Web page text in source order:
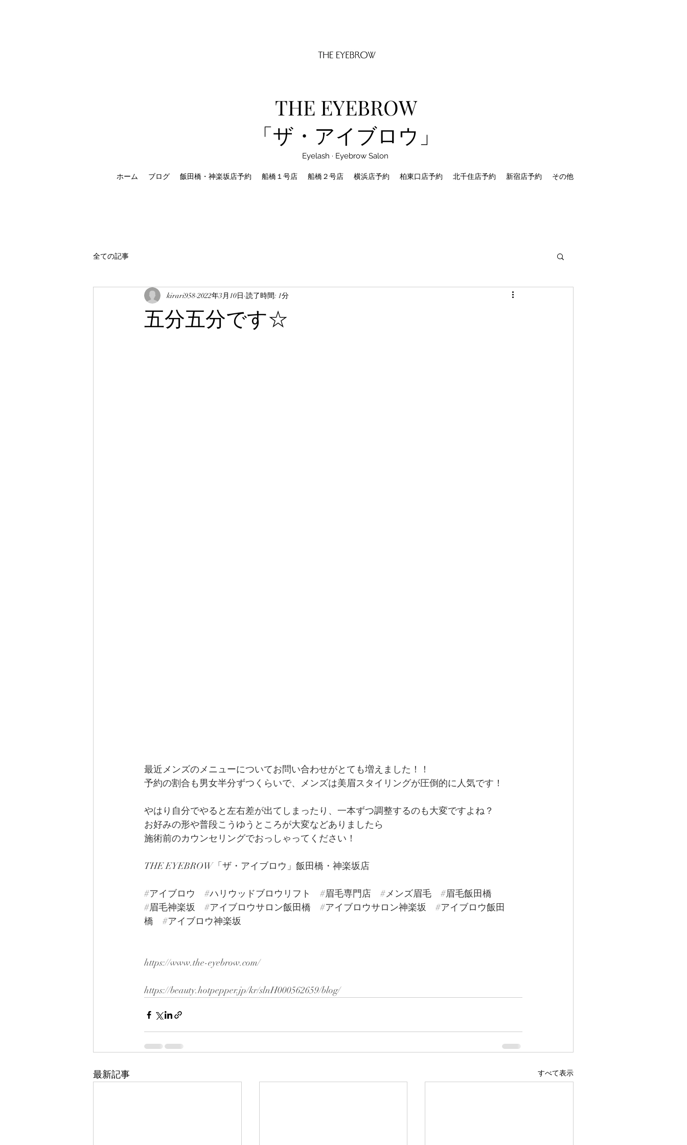
THE EYEBROW
「ザ・アイブロウ」
Eyelash · Eyebrow Salon
ホーム ブログ 飯田橋・神楽坂店予約 船橋１号店 船橋２号店 横浜店予約 柏東口店予約 北千住店予約 新宿店予約 その他
全ての記事
五分五分です☆
kirari958 2022年3月10日 読了時間: 1分
最近メンズのメニューについてお問い合わせがとても増えました！！
予約の割合も男女半分ずつくらいで、メンズは美眉スタイリングが圧倒的に人気です！
やはり自分でやると左右差が出てしまったり、一本ずつ調整するのも大変ですよね？
お好みの形や普段こうゆうところが大変などありましたら
施術前のカウンセリングでおっしゃってください！
THE EYEBROW「ザ・アイブロウ」飯田橋・神楽坂店
#アイブロウ #ハリウッドブロウリフト #眉毛専門店 #メンズ眉毛
#眉毛飯田橋
#眉毛神楽坂
#アイブロウサロン飯田橋 #アイブロウサロン神楽坂
#アイブロウ飯田
橋
#アイブロウ神楽坂
https://www.the-eyebrow.com/
https://beauty.hotpepper.jp/kr/slnH000562659/blog/
最新記事 すべて表示